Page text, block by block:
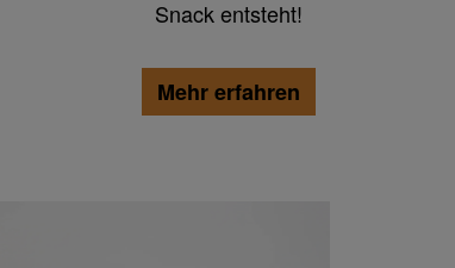
Snack entsteht!
Mehr erfahren